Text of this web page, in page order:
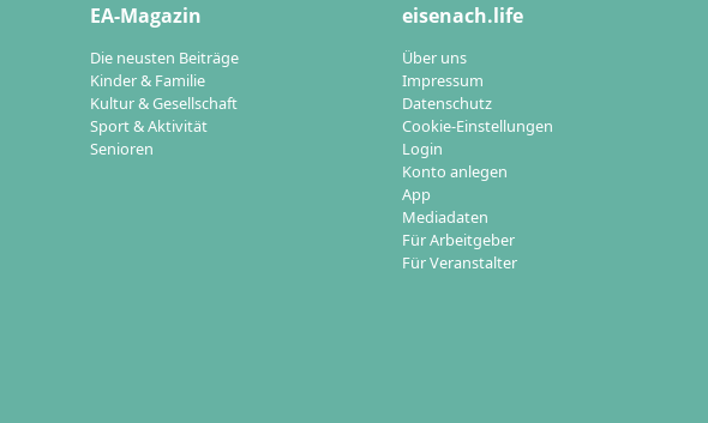
EA-Magazin
Die neusten Beiträge
Kinder & Familie
Kultur & Gesellschaft
Sport & Aktivität
Senioren
eisenach.life
Über uns
Impressum
Datenschutz
Cookie-Einstellungen
Login
Konto anlegen
App
Mediadaten
Für Arbeitgeber
Für Veranstalter